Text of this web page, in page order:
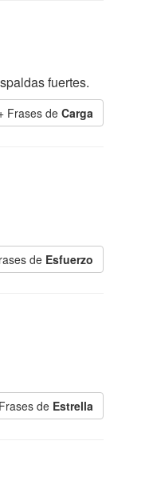
fuertes.
Frases de Carga
de Esfuerzo
de Estrella